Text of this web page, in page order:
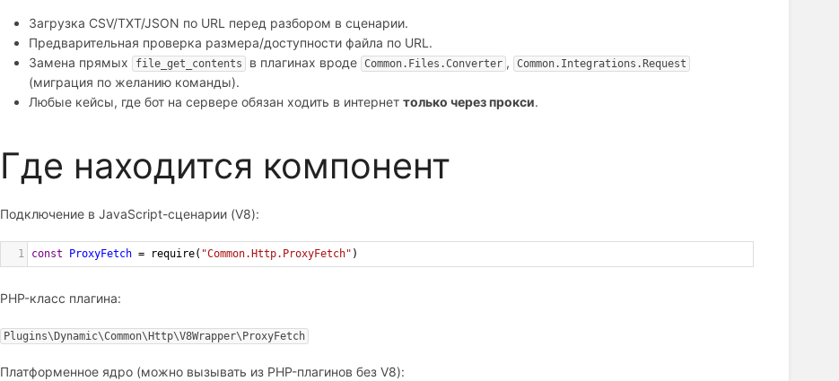
Загрузка CSV/TXT/JSON по URL перед разбором в сценарии.
Предварительная проверка размера/доступности файла по URL.
Замена прямых
file_get_contents в плагинах вроде Common.Files.Converter , Common.Integrations.Request
(миграция по желанию команды).
Любые кейсы, где бот на сервере обязан ходить в интернет только через прокси.
Где находится компонент
Подключение в JavaScript-сценарии (V8):
1 const ProxyFetch = require( "Common.Http.ProxyFetch" )
PHP-класс плагина:
Plugins\Dynamic\Common\Http\V8Wrapper\ProxyFetch
Платформенное ядро (можно вызывать из PHP-плагинов без V8):